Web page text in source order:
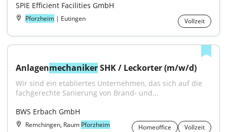
SPIE Efficient Facilities GmbH
Pforzheim | Eutingen Vollzeit
Anlagenmechaniker SHK / Leckorter (m/w/d)
Wir sind ein etabliertes Unternehmen, das sich auf die
fachgerechte Sanierung von Brand- und...
BWS Erbach GmbH
Remchingen, Raum Pforzheim Homeoffice
Vollzeit